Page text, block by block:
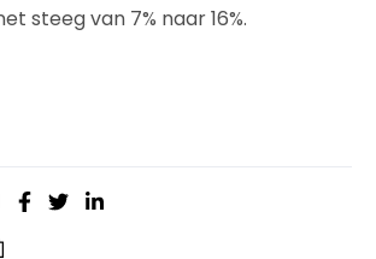
steeg van 7% naar 16%.